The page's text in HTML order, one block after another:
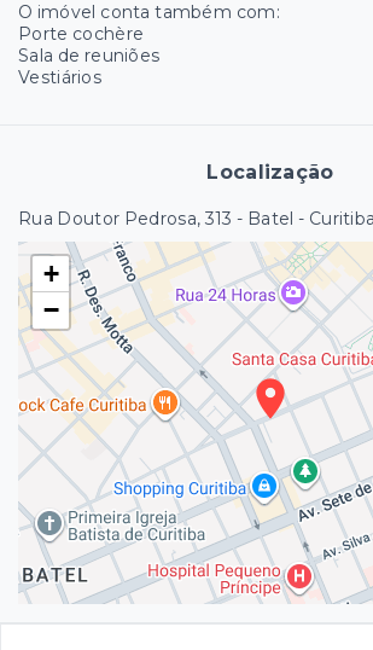
O imóvel conta também com:
Porte cochère
Sala de reuniões
Vestiários
Localização
Rua Doutor Pedrosa, 313 - Batel -
+
−